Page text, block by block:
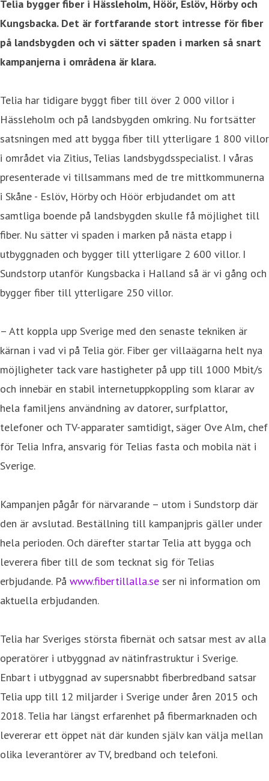
Telia bygger fiber i Hässleholm, Höör, Eslöv, Hörby och
Kungsbacka. Det är fortfarande stort intresse för fiber
på landsbygden och vi sätter spaden i marken så snart
kampanjerna i områdena är klara.
Telia har tidigare byggt fiber till över 2 000 villor i
Hässleholm och på landsbygden omkring. Nu fortsätter
satsningen med att bygga fiber till ytterligare 1 800 villor
i området via Zitius, Telias landsbygdsspecialist. I våras
presenterade vi tillsammans med de tre mittkommunerna
i Skåne - Eslöv, Hörby och Höör erbjudandet om att
samtliga boende på landsbygden skulle få möjlighet till
fiber. Nu sätter vi spaden i marken på nästa etapp i
utbyggnaden och bygger till ytterligare 2 600 villor. I
Sundstorp utanför Kungsbacka i Halland så är vi gång och
bygger fiber till ytterligare 250 villor.
– Att koppla upp Sverige med den senaste tekniken är
kärnan i vad vi på Telia gör. Fiber ger villaägarna helt nya
möjligheter tack vare hastigheter på upp till 1000 Mbit/s
och innebär en stabil internetuppkoppling som klarar av
hela familjens användning av datorer, surfplattor,
telefoner och TV-apparater samtidigt, säger Ove Alm, chef
för Telia Infra, ansvarig för Telias fasta och mobila nät i
Sverige.
Kampanjen pågår för närvarande – utom i Sundstorp där
den är avslutad. Beställning till kampanjpris gäller under
hela perioden. Och därefter startar Telia att bygga och
leverera fiber till de som tecknat sig för Telias
erbjudande. På www.fibertillalla.se ser ni information om
aktuella erbjudanden.
Telia har Sveriges största fibernät och satsar mest av alla
operatörer i utbyggnad av nätinfrastruktur i Sverige.
Enbart i utbyggnad av supersnabbt fiberbredband satsar
Telia upp till 12 miljarder i Sverige under åren 2015 och
2018. Telia har längst erfarenhet på fibermarknaden och
levererar ett öppet nät där kunden själv kan välja mellan
olika leverantörer av TV, bredband och telefoni.